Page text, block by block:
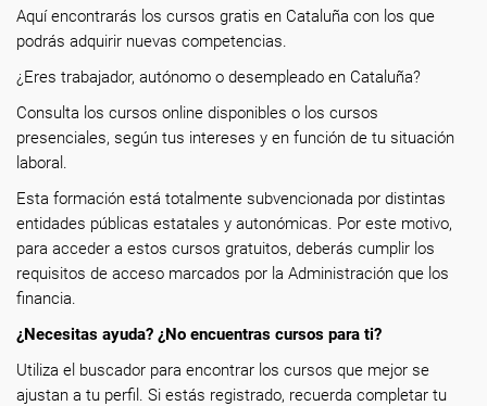
Aquí encontrarás los cursos gratis en Cataluña con los que
podrás adquirir nuevas competencias.
¿Eres trabajador, autónomo o desempleado en Cataluña?
Consulta los cursos online disponibles o los cursos
presenciales, según tus intereses y en función de tu situación
laboral.
Esta formación está totalmente subvencionada por distintas
entidades públicas estatales y autonómicas. Por este motivo,
para acceder a estos cursos gratuitos, deberás cumplir los
requisitos de acceso marcados por la Administración que los
financia.
¿Necesitas ayuda? ¿No encuentras cursos para ti?
Utiliza el buscador para encontrar los cursos que mejor se
ajustan a tu perfil. Si estás registrado, recuerda completar tu